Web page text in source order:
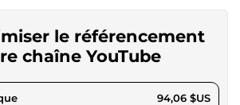
le référencement
chaîne YouTube
pour 86,68 $US 94,06 $US